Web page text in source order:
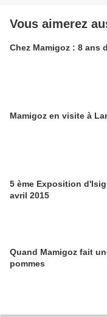
Vous aimerez
Chez Mamigoz : 8 ans
Mamigoz en visite
5 ème Exposition
avril 2015
Quand Mamigoz fait
pommes